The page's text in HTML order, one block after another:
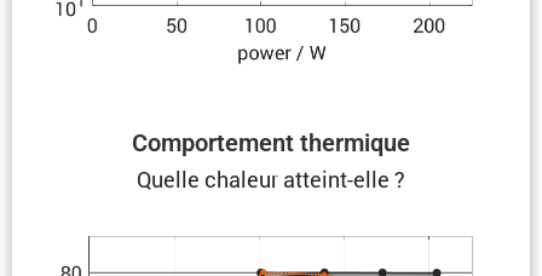
Compor­te­ment thermique
Quelle chaleur atteint-elle ?